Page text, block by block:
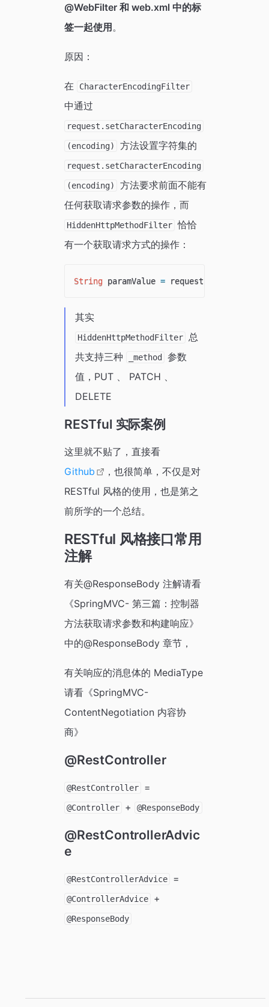
@WebFilter 和 web.xml 中的标
签一起使用。
原因：
在 CharacterEncodingFilter
中通过
request.setCharacterEncoding
(encoding) 方法设置字符集的
request.setCharacterEncoding
(encoding)
方法要求前面不能有
任何获取请求参数的操作，而
HiddenHttpMethodFilter 恰恰
有一个获取请求方式的操作：
String paramValue = request
其实
HiddenHttpMethodFilter
总
共支持三种
_method
参数
值，PUT 、 PATCH 、
DELETE
RESTful 实际案例
这里就不贴了，直接看
Github
，也很简单，不仅是对
RESTful 风格的使用，也是第之
前所学的一个总结。
RESTful 风格接口常用
注解
有关@ResponseBody 注解请看
《SpringMVC- 第三篇：控制器
方法获取请求参数和构建响应》
中的@ResponseBody 章节，
有关响应的消息体的 MediaType
请看《SpringMVC-
ContentNegotiation 内容协
商》
@RestController
@RestController =
@Controller + @ResponseBody
@RestControllerAdvic
e
@RestControllerAdvice =
@ControllerAdvice +
@ResponseBody